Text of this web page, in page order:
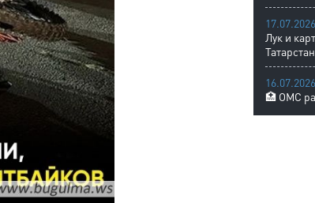
17.07.2026
Лук и
16.07.2026
🏥 ОМС